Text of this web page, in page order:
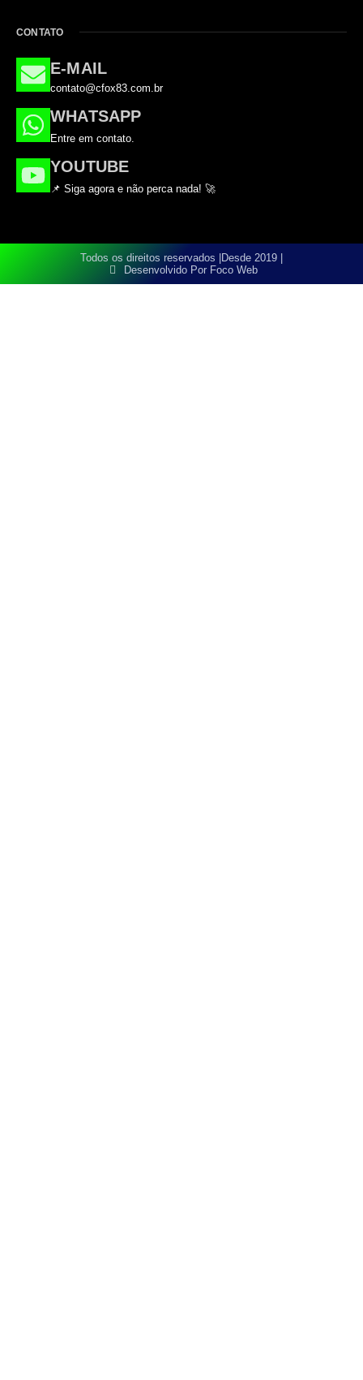
CONTATO
E-MAIL
contato@cfox83.com.br
WHATSAPP
Entre em contato.
YOUTUBE
📌 Siga agora e não perca nada! 🚀
Todos os direitos reservados |
Desde 2019 |
Desenvolvido Por Foco Web